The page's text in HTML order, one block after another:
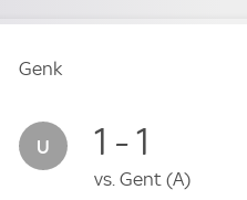
Genk
1 - 1
vs. Gent (A)